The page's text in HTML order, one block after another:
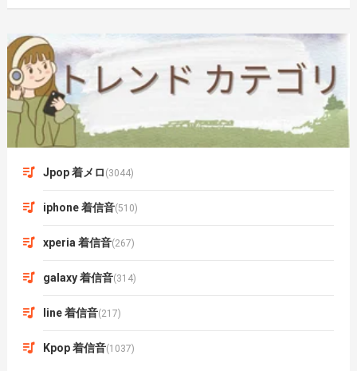
Jpop 着メロ (3044)
iphone 着信音(510)
xperia 着信音(267)
galaxy 着信音(314)
line 着信音(217)
Kpop 着信音(1037)